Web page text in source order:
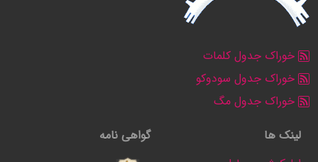
خوراک جدول کلمات
خوراک جدول سودوکو
خوراک جدول مگ
لینک ها
گواهی نامه